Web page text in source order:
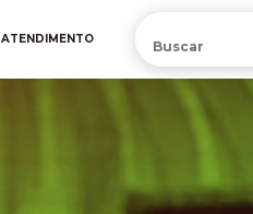
ATENDIMENTO